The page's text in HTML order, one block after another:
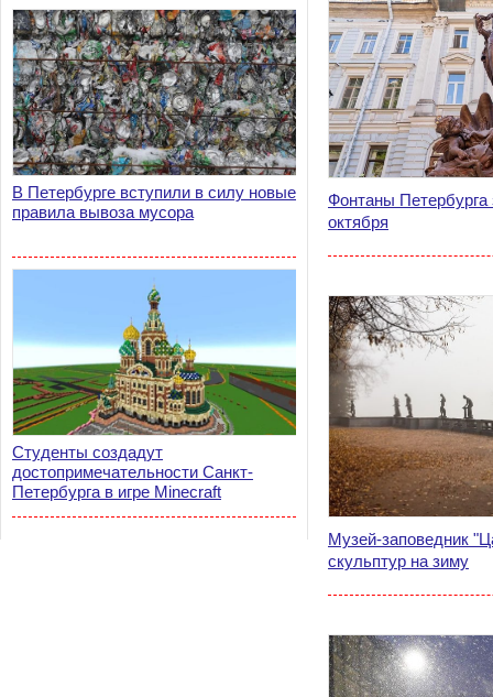
В Петербурге вступили в силу новые
правила вывоза мусора
Студенты создадут
достопримечательности Санкт-
Петербурга в игре Minecraft
Фонтаны Петербурга
октября
Музей-заповедник
скульптур на зиму